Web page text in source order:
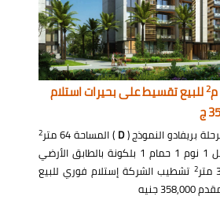
2للبيع تقسيط على بحيرات استلام
بريفادو النموذج (D ) المساحة 64 متر 2
تطل على بحيرات تشمل 1 نوم 1 حمام 1 بلكونة بالطابق الأرضي
2 تشطيب الشركة إستلام فوري للبيع